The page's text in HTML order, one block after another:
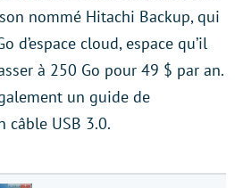
nommé Hitachi Backup, qui
d’espace cloud, espace qu’il
à 250 Go pour 49 $ par an.
un guide de
câble USB 3.0.